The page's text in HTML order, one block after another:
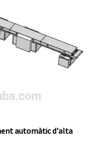
automàtic d'alta